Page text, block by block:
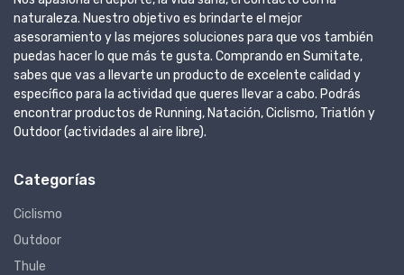
naturaleza. Nuestro objetivo es brindarte el mejor
asesoramiento y las mejores soluciones para que vos también
puedas hacer lo que más te gusta. Comprando en Sumitate,
sabes que vas a llevarte un producto de excelente calidad y
específico para la actividad que queres llevar a cabo. Podrás
encontrar productos de Running, Natación, Ciclismo, Triatlón y
Outdoor (actividades al aire libre).
Categorías
Ciclismo
Outdoor
Thule